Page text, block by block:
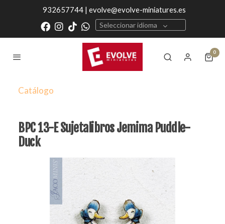
932657744 | evolve@evolve-miniatures.es
Seleccionar idioma
0
Catálogo
BPC 13-E Sujetalibros Jemima Puddle-
Duck